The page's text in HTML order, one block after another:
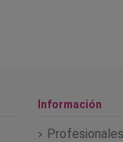
Información
Profesionales